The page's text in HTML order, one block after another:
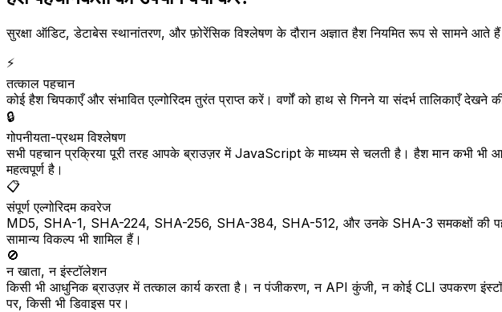
सुरक्षा ऑडिट, डेटाबेस स्थानांतरण, और फ़ोरेंसिक विश्लेषण के दौरान अज्ञात हैश नियमित रूप से सामने
⚡
तत्काल पहचान
कोई हैश चिपकाएँ और संभावित एल्गोरिदम तुरंत प्राप्त करें। वर्णों को हाथ से गिनने या संदर्भ तालिकाएँ
🔒
गोपनीयता-प्रथम विश्लेषण
सभी पहचान प्रक्रिया पूरी तरह आपके ब्राउज़र में JavaScript के माध्यम से चलती है। हैश मान कभी भी
महत्वपूर्ण है।
📋
संपूर्ण एल्गोरिदम कवरेज
MD5, SHA-1, SHA-224, SHA-256, SHA-384, SHA-512, और उनके SHA-3 समकक्षों की
सामान्य विकल्प भी शामिल हैं।
🚫
न खाता, न इंस्टॉलेशन
किसी भी आधुनिक ब्राउज़र में तत्काल कार्य करता है। न पंजीकरण, न API कुंजी, न कोई CLI उपकरण
पर, किसी भी डिवाइस पर।